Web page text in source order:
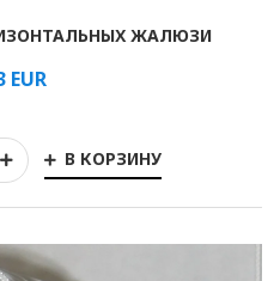
В КОРЗИНУ
ЖАЛЮЗИ
EUR